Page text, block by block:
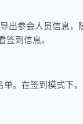
出参会人员信息，
签到信息。
单。在签到模式下